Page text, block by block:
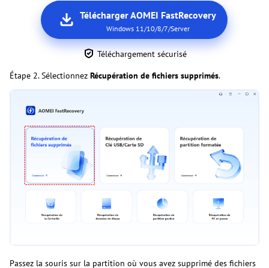
Télécharger AOMEI FastRecovery
Windows 11/10/8/7/Server
Téléchargement sécurisé
Étape 2. Sélectionnez Récupération de fichiers supprimés.
Passez la souris sur la partition où vous avez supprimé des fichiers